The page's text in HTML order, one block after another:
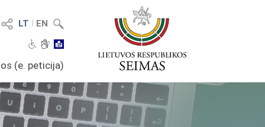
LT I EN
(e. peticija)